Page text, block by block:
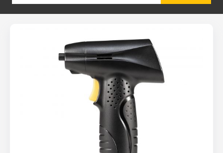
AVVIATORI
D'EMERGENZA
KIT RIPARAZIONE
PNEUMATICI